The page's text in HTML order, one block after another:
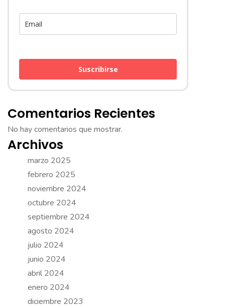
Suscribirse
Comentarios Recientes
No hay comentarios que mostrar.
Archivos
marzo 2025
febrero 2025
noviembre 2024
octubre 2024
septiembre 2024
agosto 2024
julio 2024
junio 2024
abril 2024
enero 2024
diciembre 2023